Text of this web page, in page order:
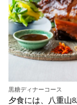
黒糖ディナーコース
夕食には、八重山